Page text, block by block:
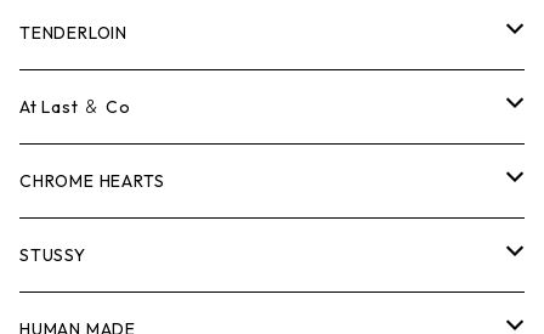
Tシャツ
ロンTEE
スウェット/ニット
シャツ
ジャケット
TENDERLOIN
Tシャツ
ロンTEE
スウェット/ニット
シャツ
At Last ＆ Co
Tシャツ
ロンTEE
スウェット/ニット
CHROME HEARTS
Tシャツ
ロンTEE
STUSSY
Tシャツ
HUMAN MADE